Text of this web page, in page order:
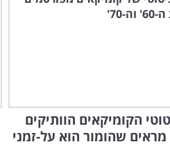
הקומיקאים הוותיקים
שהומור הוא על-זמני